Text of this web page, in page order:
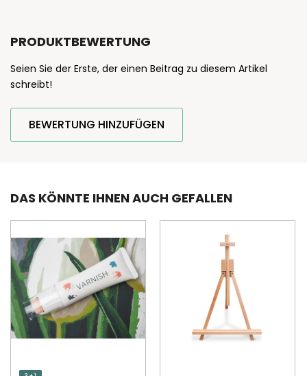
PRODUKTBEWERTUNG
Seien Sie der Erste, der einen Beitrag zu diesem Artikel
schreibt!
BEWERTUNG HINZUFÜGEN
DAS KÖNNTE IHNEN AUCH GEFALLEN